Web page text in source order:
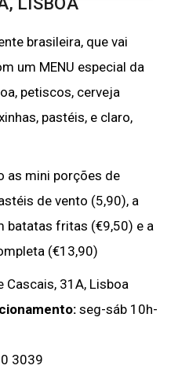
brasileira, que vai
um MENU especial da
petiscos, cerveja
pastéis, e claro,
as mini porções de
de vento (5,90), a
batatas fritas (€9,50) e a
(€13,90)
Cascais, 31A, Lisboa
seg-sáb 10h-
3039